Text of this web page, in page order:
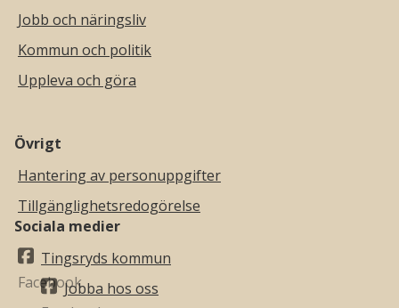
Jobb och näringsliv
Kommun och politik
Uppleva och göra
Övrigt
Hantering av personuppgifter
Tillgänglighetsredogörelse
Sociala medier
Tingsryds kommun
Jobba hos oss